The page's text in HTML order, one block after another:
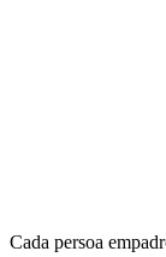
Cada persoa